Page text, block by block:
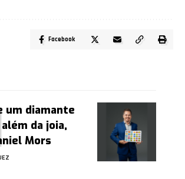
Facebook
um diamante
da joia,
Mors